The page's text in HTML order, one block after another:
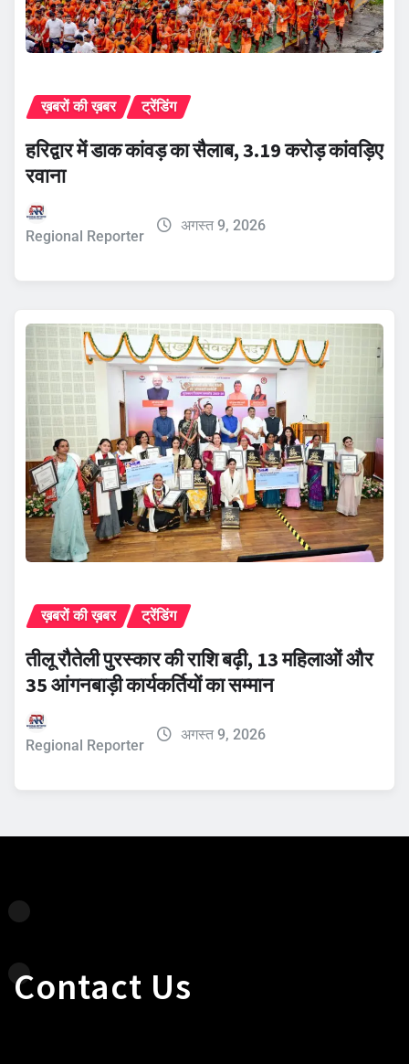
ख़बरों की ख़बर ट्रेंडिंग
हरिद्वार में डाक कांवड़ का सैलाब, 3.19 करोड़ कांवड़िए
रवाना
Regional Reporter
अगस्त 9, 2026
ख़बरों की ख़बर ट्रेंडिंग
तीलू रौतेली पुरस्कार की राशि बढ़ी, 13 महिलाओं और
35 आंगनबाड़ी कार्यकर्तियों का सम्मान
Regional Reporter
अगस्त 9, 2026
Contact Us